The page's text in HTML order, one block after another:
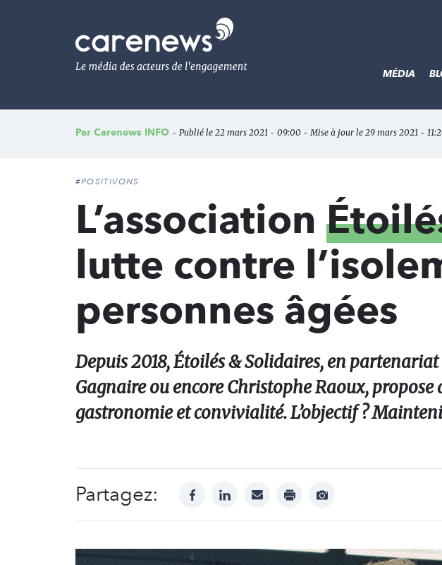
Le
média
de
l'engagement
MÉDIA
Par Carenews INFO - Publié le 22 mars 2021 - 09:00 - Mise à jour le 29 mars 2021 -
#POSITIVONS
L’association
lutte contre
personnes âgées
Depuis 2018, Étoilés & Solidaires, en
Gagnaire ou encore Christophe Raoux,
gastronomie et convivialité. L’objectif ?
Partagez: facebooklinkedinmail print
Afficher